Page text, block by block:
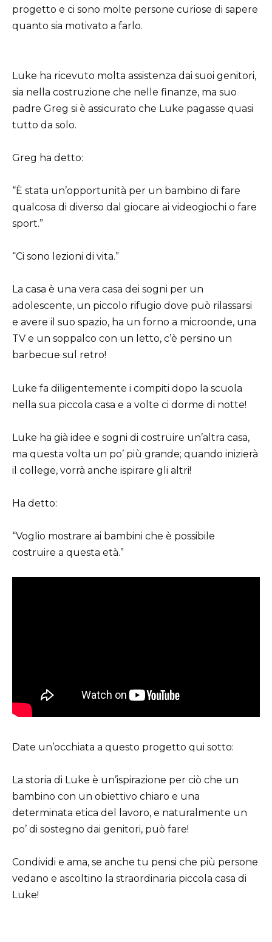
progetto e ci sono molte persone curiose di sapere
quanto sia motivato a farlo.
Luke ha ricevuto molta assistenza dai suoi genitori,
sia nella costruzione che nelle finanze, ma suo
padre Greg si è assicurato che Luke pagasse quasi
tutto da solo.
Greg ha detto:
“È stata un’opportunità per un bambino di fare
qualcosa di diverso dal giocare ai videogiochi o fare
sport.”
“Ci sono lezioni di vita.”
La casa è una vera casa dei sogni per un
adolescente, un piccolo rifugio dove può rilassarsi
e avere il suo spazio, ha un forno a microonde, una
TV e un soppalco con un letto, c’è persino un
barbecue sul retro!
Luke fa diligentemente i compiti dopo la scuola
nella sua piccola casa e a volte ci dorme di notte!
Luke ha già idee e sogni di costruire un’altra casa,
ma questa volta un po’ più grande; quando inizierà
il college, vorrà anche ispirare gli altri!
Ha detto:
“Voglio mostrare ai bambini che è possibile
costruire a questa età.”
Date un’occhiata a questo progetto qui sotto:
La storia di Luke è un’ispirazione per ciò che un
bambino con un obiettivo chiaro e una
determinata etica del lavoro, e naturalmente un
po’ di sostegno dai genitori, può fare!
Condividi e ama, se anche tu pensi che più persone
vedano e ascoltino la straordinaria piccola casa di
Luke!